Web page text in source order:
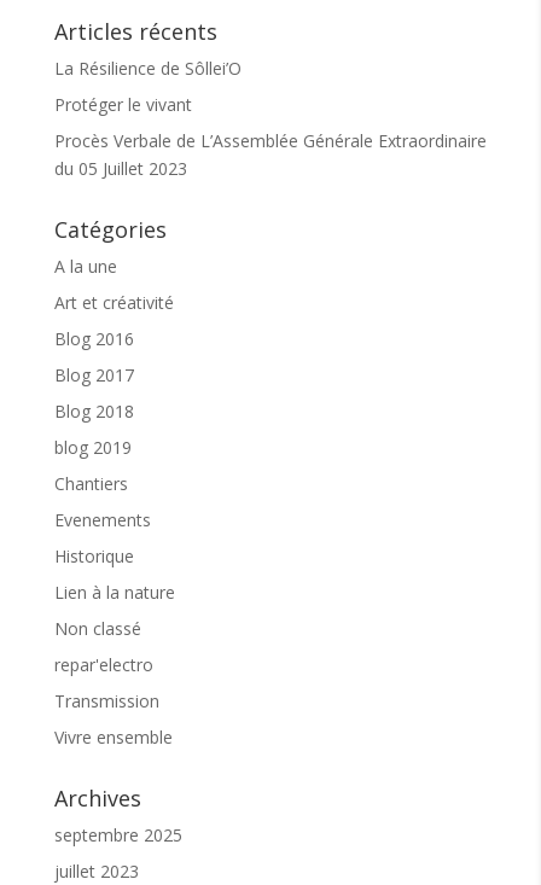
accompagne les femmes de mois en mois et
mesure la durée de gestation de leursenfants.Tous
les 2 ans et demi environ, une lune supplémentaire
s’ajoute aux 12 autres.J’ai choisi d’écrire les 13
chansons de ce nouvel album comme les 13 lunes
pleines etféminines qui ont parcouru le ciel en 2020,
année si étrange, si particulière…uneannée sans
féminin, inspiré par l’enfanceet leurs mères, par des
autochtones et laforce de vie des femmes
téméraires qui ont foulé notre terre et œuvrent
me touchent au cœur, elles rejoignent la mienne
Gueillet
Mais qui est Pascale Gueillet ?
femme parmi tant d’autres, une poète, «une artisane
de la chanson», comme le dit jolimentle journaliste
Frantz Minh Rainbourg, une humaine qui cherche le
J’ai grandi dans une famille d’artistes où les vinyls de
musiques classique et traditionnelles, de jazz, rock,
blues et de «bonne» chanson française étaient mon
écrire.Les chansons viennent à moi comme des
urgences qui vont me délivrer un secret à partager
avec d’autres.Mais surtout, j’ai voyagé et me suis
frottée à d’autres cultures musicales en Europe,
transmission orale, à l’ancienne, les polyphonies et
quotidienne des gens et je m’en inspire.En bref je
suis une passionnée !»
«Chaque femme recèle en elle un trésor, et c’est ce
joyau que j’ai cherché à mettre enlumière au travers
Articles récents
La Résilience de Sôllei’O
Protéger le vivant
Procès Verbale de L’Assemblée Générale Extraordinaire
du 05 Juillet 2023
Catégories
A la une
Art et créativité
Blog 2016
Blog 2017
Blog 2018
blog 2019
Chantiers
Evenements
Historique
Lien à la nature
Non classé
repar'electro
Transmission
Vivre ensemble
Archives
septembre 2025
juillet 2023